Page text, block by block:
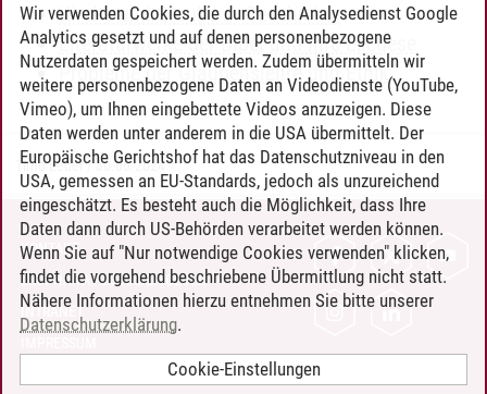
Kirche und Glaube in Geschichte
Literaturwerke der Bibel und ihre Exegese
Probleme der Glaubenslehre und Ethik
Timo Leder/30.06.2024
KONTAKT
LEUPHANA ALS ARBEITGEBER
INTRANET
Wir verwenden Cookies, die durch den Analysedienst Google
Analytics gesetzt und auf denen personenbezogene
Nutzerdaten gespeichert werden. Zudem übermitteln wir
weitere personenbezogene Daten an Videodienste (YouTube,
Vimeo), um Ihnen eingebettete Videos anzuzeigen. Diese
Daten werden unter anderem in die USA übermittelt. Der
Europäische Gerichtshof hat das Datenschutzniveau in den
USA, gemessen an EU-Standards, jedoch als unzureichend
eingeschätzt. Es besteht auch die Möglichkeit, dass Ihre
Daten dann durch US-Behörden verarbeitet werden können.
Wenn Sie auf "Nur notwendige Cookies verwenden" klicken,
findet die vorgehend beschriebene Übermittlung nicht statt.
Nähere Informationen hierzu entnehmen Sie bitte unserer
Datenschutzerklärung.
Cookie-Einstellungen